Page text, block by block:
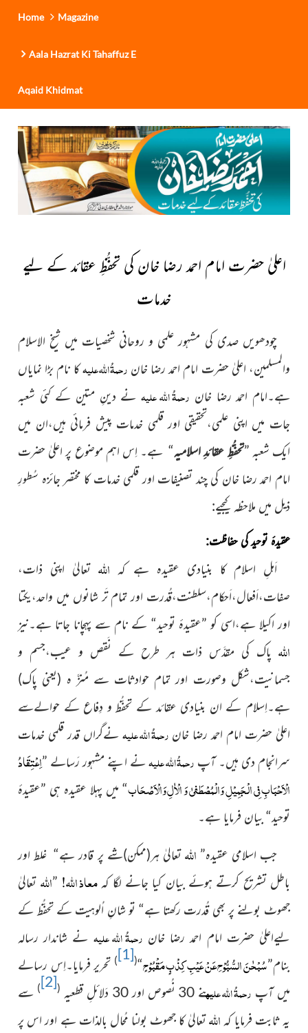
Home Magazine
Aala Hazrat Ki Tahaffuz E
Aqaid Khidmat
اعلیٰ حضرت امام احمد رضا خان کی تحفُّظِ عقائد کے لیے
خدمات
چودھویں صدی کی مشہور علمی و روحانی شخصیات میں شیخ الاسلام
والمسلمین، اعلیٰ حضرت امام احمد رضا خان رحمۃُ اللہ علیہکا نام بڑا نمایاں
ہے۔امام احمد رضا خان رحمۃُ اللہ علیہ نے دینِ متین کے کئی شعبہ
جات میں اپنی علمی،تحقیقی اور قلمی خدمات پیش فرمائی ہیں،ان میں
ایک شعبہ ”تحفُّظِ عقائدِ اسلامیہ“ ہے۔ اِس اہم موضوع پر اعلیٰ حضرت
امام احمد رضا خان کی چند تصنیفات اور قلمی خدمات کا مختصر جائزہ سُطورِ
ذیل میں ملاحظہ کیجیے:
عقیدۂ توحید کی حفاظت:
اَہلِ اسلام کا بنیادی عقیدہ ہے کہ اللہتعالیٰ اپنی ذات،
صفات،اَفعال،اَحکام،سلطنت،قُدرت اور تمام تَر شانوں میں واحد،یکتا
اور اکیلا ہے،اسی کو ”عقیدۂ توحید“ کے نام سے پہچانا جاتا ہے۔نیز
اللہ پاک کی مقدَّس ذات ہر طرح کے نَقص و عیب،جسم و
جسمانیت،شکل وصورت اور تمام حوادثات سے مُنزَّ ہ (یعنی پاک)
ہے۔اِسلام کے ان بنیادی عقائد کے تحفُّظ و دِفاع کے حوالےسے
اعلیٰ حضرت امام احمد رضا خان رحمۃُ اللہ علیہنےگراں قدر قلمی خدمات
سرانجام دی ہیں۔ آپ رحمۃُ اللہ علیہنے اپنے مشہور رَسالے ”اِعْتِقَادُ
الْاَحْبَابِفِي الْجَمِيْلِ وَالْمُصْطَفىٰ وَ الْاٰلِ وَالْاَصْحَاب“ میں پہلا عقیدہ ہی ”عقیدۂ
توحید“ بیان فرمایا ہے۔
جب اسلامی عقیدہ” اللہتعالیٰ ہر(ممکن)شے پر قادر ہے“ غلط اور
باطل تشریح کرتے ہوئے بیان کیا جانے لگا کہ معاذ اللہ! ”اللہ تعالیٰ
جھوٹ بولنے پر بھی قُدرت رکھتا ہے“ تو شانِ اُلوہیت کے تحفُّظ کے
لیےاعلیٰ حضرت امام احمد رضا خان رحمۃُ اللہ علیہ نے شاندار رسالہ
بنام”سُبْحٰنَ السُّبُّوْحِ عَنْ عَیْبِ کِذْبٍ مَقْبُوْحٍ“
(
[1]
) تحریر فرمایا۔اِس رسالے
میں آپ رحمۃُ اللہ علیہنے 30 نُصوص اور 30 دَلائلِ قطعیہ (
[2]
) سے
یہ ثابت فرمایا کہ اللہتعالیٰ کا جھوٹ بولنا مُحال بالذات ہے اور اس پر